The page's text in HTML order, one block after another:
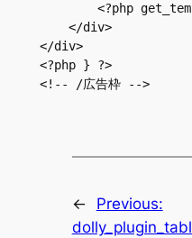
<?php
    </div>
</div>
<?php } ?>
<!-- /広告枠 -->
←
Previous: